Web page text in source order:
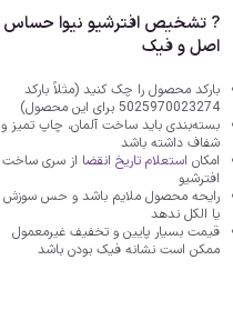
? تشخیص افترشیو نیوا حساس
اصل و فیک
بارکد محصول را چک کنید (مثلاً بارکد
5025970023274 برای این محصول)
بسته‌بندی باید ساخت آلمان، چاپ تمیز و
شفاف داشته باشد
امکان استعلام تاریخ انقضا از سری ساخت
افترشیو
رایحه محصول ملایم باشد و حس سوزش
یا الکل ندهد
قیمت بسیار پایین و تخفیف غیرمعمول
ممکن است نشانه فیک بودن باشد